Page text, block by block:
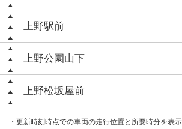
上野駅前
上野公園山下
上野松坂屋前
・更新時刻時点での車両の走行位置と所要時分を表示